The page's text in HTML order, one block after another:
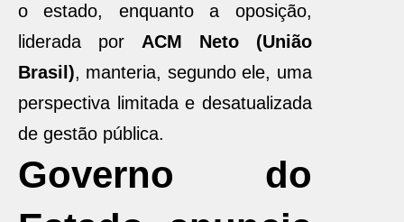
o estado, enquanto a oposição,
liderada por ACM Neto (União
Brasil), manteria, segundo ele, uma
perspectiva limitada e desatualizada
de gestão pública.
Governo do